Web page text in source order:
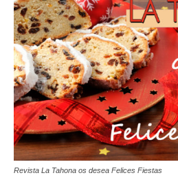
Revista La Tahona os desea Felices Fiestas